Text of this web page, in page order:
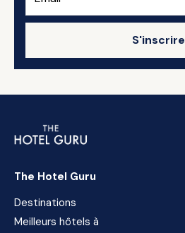
S'inscrire
The Hotel Guru
Destinations
Meilleurs hôtels à